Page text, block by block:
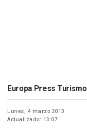
Europa Press Turismo
Lunes, 4 marzo 2013
Actualizado: 13:07